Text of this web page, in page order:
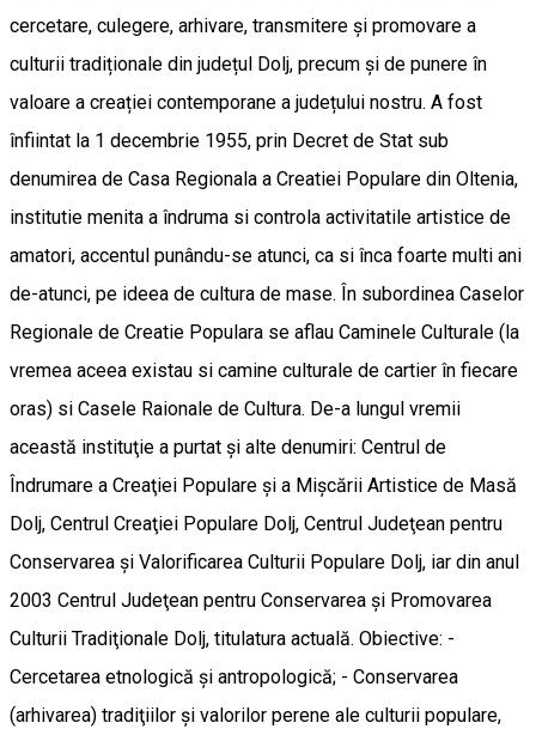
cercetare, culegere, arhivare, transmitere și promovare a
culturii tradiționale din județul Dolj, precum și de punere în
valoare a creației contemporane a județului nostru. A fost
înfiintat la 1 decembrie 1955, prin Decret de Stat sub
denumirea de Casa Regionala a Creatiei Populare din Oltenia,
institutie menita a îndruma si controla activitatile artistice de
amatori, accentul punându-se atunci, ca si înca foarte multi ani
de-atunci, pe ideea de cultura de mase. În subordinea Caselor
Regionale de Creatie Populara se aflau Caminele Culturale (la
vremea aceea existau si camine culturale de cartier în fiecare
oras) si Casele Raionale de Cultura. De-a lungul vremii
această instituţie a purtat şi alte denumiri: Centrul de
Îndrumare a Creaţiei Populare şi a Mişcării Artistice de Masă
Dolj, Centrul Creaţiei Populare Dolj, Centrul Judeţean pentru
Conservarea şi Valorificarea Culturii Populare Dolj, iar din anul
2003 Centrul Judeţean pentru Conservarea şi Promovarea
Culturii Tradiţionale Dolj, titulatura actuală. Obiective: -
Cercetarea etnologică şi antropologică; - Conservarea
(arhivarea) tradiţiilor şi valorilor perene ale culturii populare,